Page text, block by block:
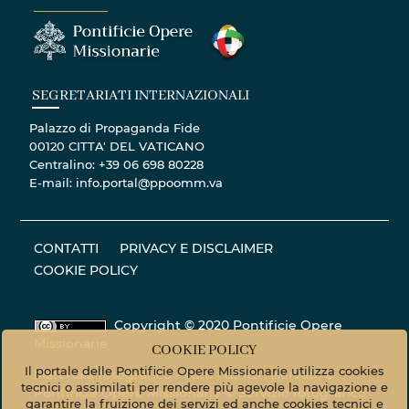
SEGRETARIATI INTERNAZIONALI
Palazzo di Propaganda Fide
00120 CITTA' DEL VATICANO
Centralino: +39 06 698 80228
E-mail: info.portal@ppoomm.va
CONTATTI
PRIVACY E DISCLAIMER
COOKIE POLICY
Copyright © 2020 Pontificie Opere
Materiale fotografico - Tutti i diritti riservati. ©
Pontificie Opere Missionarie © Servizio fotografico
COOKIE POLICY
Il portale delle Pontificie Opere Missionarie utilizza cookies
tecnici o assimilati per rendere più agevole la navigazione e
garantire la fruizione dei servizi ed anche cookies tecnici e